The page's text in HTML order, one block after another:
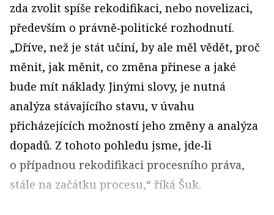
zda zvolit spíše rekodifikaci, nebo novelizaci,
především o právně‑politické rozhodnutí.
„Dříve, než je stát učiní, by ale měl vědět, proč
měnit, jak měnit, co změna přinese a jaké
bude mít náklady. Jinými slovy, je nutná
analýza stávajícího stavu, v úvahu
přicházejících možností jeho změny a analýza
dopadů. Z tohoto pohledu jsme, jde‑li
o případnou rekodifikaci procesního práva,
stále na začátku procesu,“ říká Šuk.